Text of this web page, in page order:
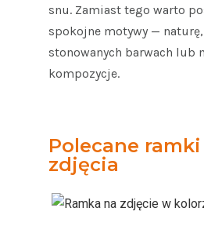
snu. Zamiast tego warto
spokojne motywy —
stonowanych barwach lub
kompozycje.
Polecane
zdjęcia